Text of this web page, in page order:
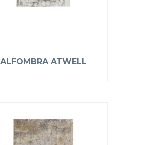
ALFOMBRA ATWELL